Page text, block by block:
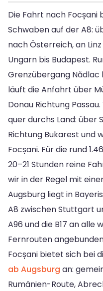
Die Fahrt nach Focșani
Schwaben auf der A8:
nach Österreich, an
Ungarn bis Budapest.
Grenzübergang Nădlac
läuft die Anfahrt über
Donau Richtung
quer durchs Land: über
Richtung Bukarest und
Focșani. Für die rund
20–21 Stunden reine
wir in der Regel mit
Augsburg liegt in
A8 zwischen Stuttgart
A96 und die B17 an alle
Fernrouten
Focșani bietet sich bei
ab Augsburg an:
Rumänien-Route,